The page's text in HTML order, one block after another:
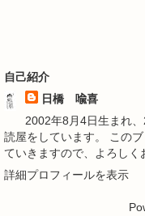
自己紹介
日橋 喩喜
2002年8月4日生まれ
読屋をしています。 この
ていきますので、よろしく
詳細プロフィールを表示